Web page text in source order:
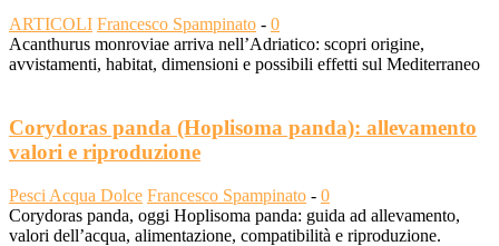
ARTICOLI Francesco Spampinato - 0
Acanthurus monroviae arriva nell’Adriatico: scopri origine,
avvistamenti, habitat, dimensioni e possibili effetti sul Mediterraneo
Corydoras panda (Hoplisoma panda): allevamento
valori e riproduzione
Pesci Acqua Dolce Francesco Spampinato - 0
Corydoras panda, oggi Hoplisoma panda: guida ad allevamento,
valori dell’acqua, alimentazione, compatibilità e riproduzione.